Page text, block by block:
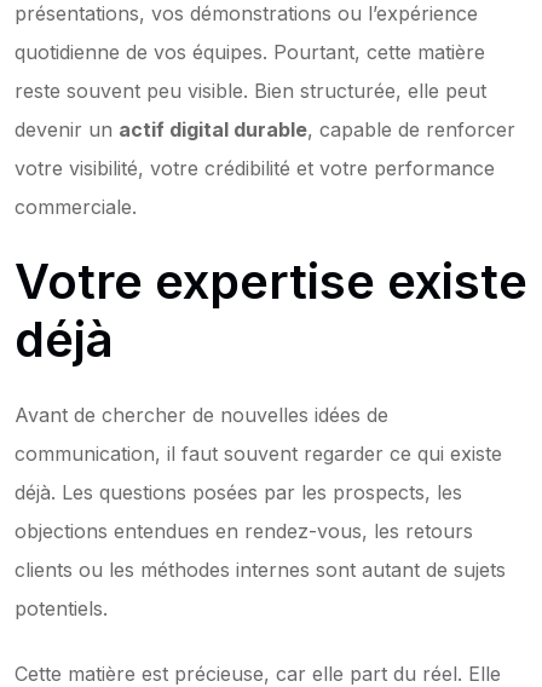
présentations, vos démonstrations ou l’expérience
quotidienne de vos équipes. Pourtant, cette matière
reste souvent peu visible. Bien structurée, elle peut
devenir un actif digital durable, capable de renforcer
votre visibilité, votre crédibilité et votre performance
commerciale.
Votre expertise existe
déjà
Avant de chercher de nouvelles idées de
communication, il faut souvent regarder ce qui existe
déjà. Les questions posées par les prospects, les
objections entendues en rendez-vous, les retours
clients ou les méthodes internes sont autant de sujets
potentiels.
Cette matière est précieuse, car elle part du réel. Elle